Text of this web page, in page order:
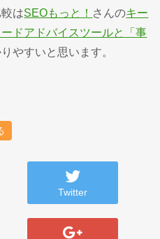
はSEOもっと！ さんのキー
ドアドバイスツールと「事
やすいと思います。
Twitter